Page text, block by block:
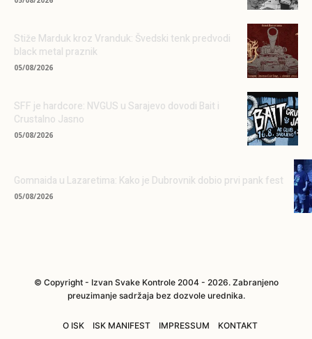
Stiže Marduk kroz Vranduk: Švedski tenk predvodi
black metal praznik
05/08/2026
SFF je hardcore: NVGUS u Sarajevo dovodi Bait i
Crustalno Jasno
05/08/2026
Gomnaida u Lazaretima: Kako je Dubrovnik dobio prvi pank fest
05/08/2026
© Copyright - Izvan Svake Kontrole 2004 - 2026. Zabranjeno
preuzimanje sadržaja bez dozvole urednika.
O ISK ISK MANIFEST IMPRESSUM KONTAKT